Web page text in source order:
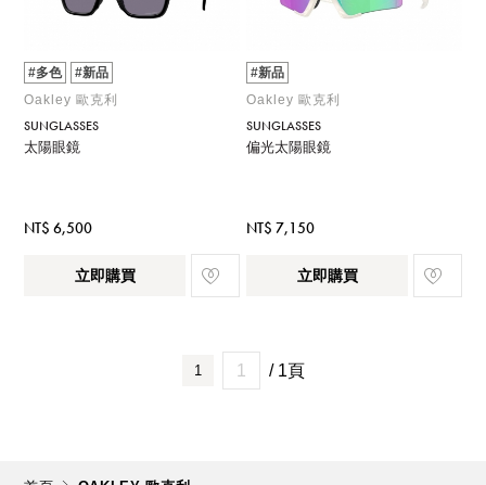
#多色
#新品
Oakley 歐克利
SUNGLASSES
太陽眼鏡
NT$ 6,500
立即購買
#新品
Oakley 歐克利
SUNGLASSES
偏光太陽眼鏡
NT$ 7,150
立即購買
1 / 1頁